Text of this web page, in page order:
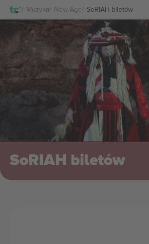
Muzyka New Age SoRIAH biletówZaloguj sie
SoRIAH biletów